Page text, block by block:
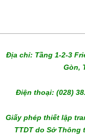
Địa chỉ: Tầng 1-2-3
Gòn,
Điện thoại: (028)
Giấy phép thiết lập
TTDT do Sở Thông